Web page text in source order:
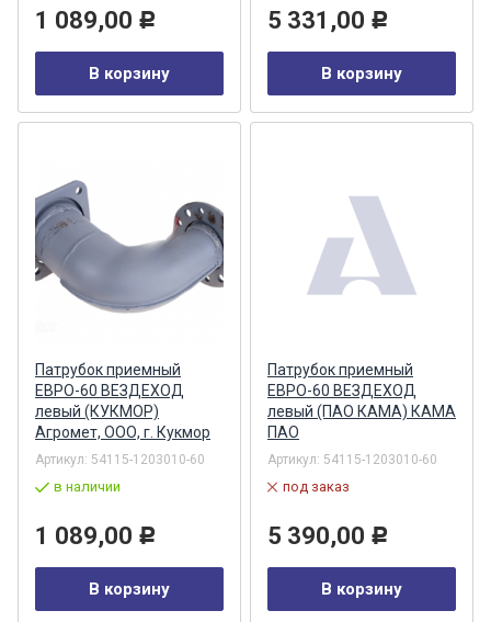
1 089,00 Р
В корзину
5 331,00 Р
В корзину
Патрубок приемный
ЕВРО-60 ВЕЗДЕХОД
левый (КУКМОР)
Агромет, ООО, г. Кукмор
Артикул: 54115-1203010-60
в наличии
1 089,00 Р
В корзину
Патрубок приемный
ЕВРО-60 ВЕЗДЕХОД
левый (ПАО КАМА) КАМА
ПАО
Артикул: 54115-1203010-60
под заказ
5 390,00 Р
В корзину